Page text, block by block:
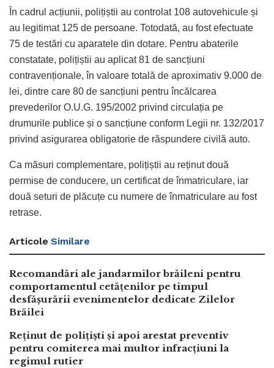
În cadrul acțiunii, polițiștii au controlat 108 autovehicule și
au legitimat 125 de persoane. Totodată, au fost efectuate
75 de testări cu aparatele din dotare. Pentru abaterile
constatate, polițiștii au aplicat 81 de sancțiuni
contravenționale, în valoare totală de aproximativ 9.000 de
lei, dintre care 80 de sancțiuni pentru încălcarea
prevederilor O.U.G. 195/2002 privind circulația pe
drumurile publice și o sancțiune conform Legii nr. 132/2017
privind asigurarea obligatorie de răspundere civilă auto.
Ca măsuri complementare, polițiștii au reținut două
permise de conducere, un certificat de înmatriculare, iar
două seturi de plăcuțe cu numere de înmatriculare au fost
retrase.
Articole Similare
Recomandări ale jandarmilor brăileni pentru
comportamentul cetățenilor pe timpul
desfășurării evenimentelor dedicate Zilelor
Brăilei
Reținut de polițiști și apoi arestat preventiv
pentru comiterea mai multor infracțiuni la
regimul rutier